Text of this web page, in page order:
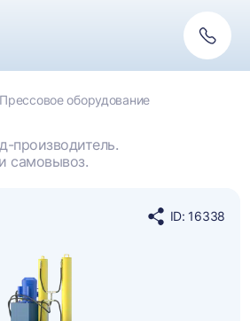
связь
Прессовое оборудование
производитель.
самовывоз.
ID: 16338